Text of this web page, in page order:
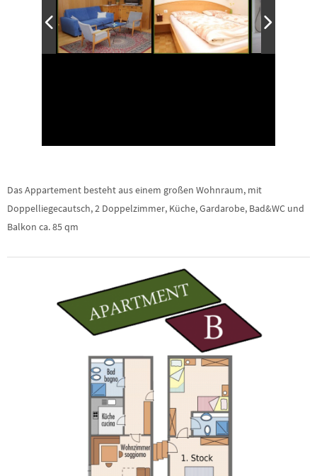
Das Appartement besteht aus einem großen Wohnraum, mit
Doppelliegecautsch, 2 Doppelzimmer, Küche, Gardarobe, Bad&WC und
Balkon ca. 85 qm